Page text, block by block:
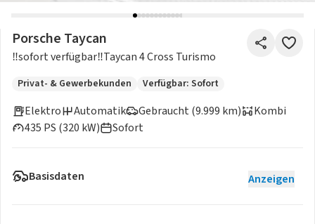
Porsche Taycan
‼️sofort verfügbar‼️Taycan 4 Cross Turismo
Privat- & Gewerbekunden Verfügbar: Sofort
Elektro
Gebraucht (9.999 km)
435 PS (320 kW)
Automatik
Kombi
Sofort
Basisdaten Anzeigen